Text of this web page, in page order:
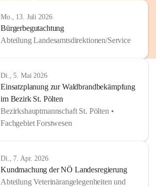
Mo., 13. Juli 2026
Bürgerbegutachtung
Abteilung Landesamtsdirektionen/Service
Di., 5. Mai 2026
Einsatzplanung zur Waldbrandbekämpfung
im Bezirk St. Pölten
Bezirkshauptmannschaft St. Pölten •
Fachgebiet Forstwesen
Di., 7. Apr. 2026
Kundmachung der NÖ Landesregierung
Abteilung Veterinärangelegenheiten und